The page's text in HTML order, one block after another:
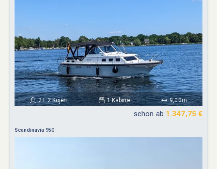
2+ 2 Kojen 1 Kabine 9,00m
schon ab 1.347,75 €
Scandinavia 950